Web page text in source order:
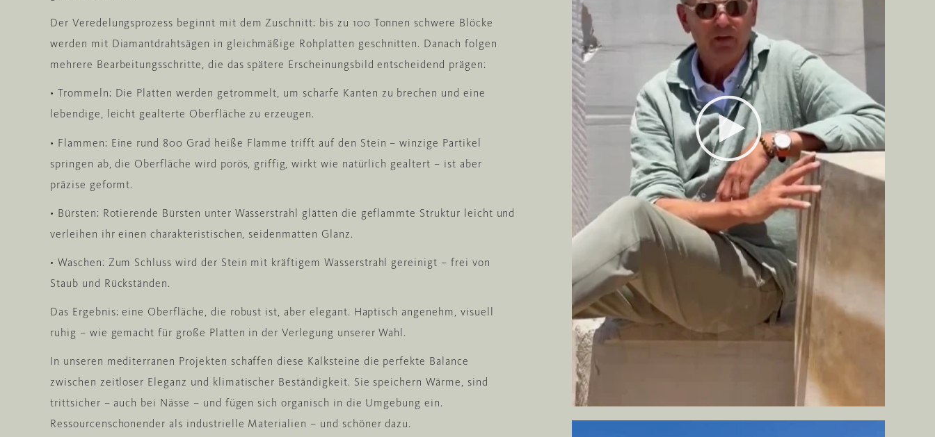
Der Veredelungsprozess beginnt mit dem Zuschnitt: bis zu 100 Tonnen schwere Blöcke
werden mit Diamantdrahtsägen in gleichmäßige Rohplatten geschnitten. Danach folgen
mehrere Bearbeitungsschritte, die das spätere Erscheinungsbild entscheidend prägen:
• Trommeln: Die Platten werden getrommelt, um scharfe Kanten zu brechen und eine
lebendige, leicht gealterte Oberfläche zu erzeugen.
• Flammen: Eine rund 800 Grad heiße Flamme trifft auf den Stein – winzige Partikel
springen ab, die Oberfläche wird porös, griffig, wirkt wie natürlich gealtert – ist aber
präzise geformt.
• Bürsten: Rotierende Bürsten unter Wasserstrahl glätten die geflammte Struktur leicht und
verleihen ihr einen charakteristischen, seidenmatten Glanz.
• Waschen: Zum Schluss wird der Stein mit kräftigem Wasserstrahl gereinigt – frei von
Staub und Rückständen.
Das Ergebnis: eine Oberfläche, die robust ist, aber elegant. Haptisch angenehm, visuell
ruhig – wie gemacht für große Platten in der Verlegung unserer Wahl.
In unseren mediterranen Projekten schaffen diese Kalksteine die perfekte Balance
zwischen zeitloser Eleganz und klimatischer Beständigkeit. Sie speichern Wärme, sind
trittsicher – auch bei Nässe – und fügen sich organisch in die Umgebung ein.
Ressourcenschonender als industrielle Materialien – und schöner dazu.